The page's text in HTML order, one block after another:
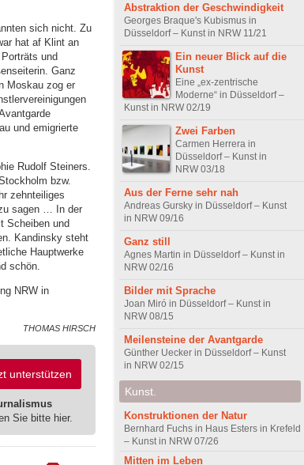
sich nicht. Zu
hat af Klint an
und
Ganz
Moskau zog er
und emigrierte
Rudolf Steiners.
bzw.
zehnteiliges
zu sagen … In der
Scheiben und
Kandinsky steht
Hauptwerke
schön.
NRW in
THOMAS HIRSCH
unterstützen
Sie bitte hier.
Abstraktion der Geschwindigkeit
Georges Braque's Kubismus in
Düsseldorf – Kunst in NRW 11/21
Ein neuer Blick auf die
Kunst
Eine „ex-zentrische
Moderne“ in Düsseldorf –
Kunst in NRW 02/19
Zwei Farben
Carmen Herrera in
Düsseldorf – Kunst in
NRW 03/18
Aus der Ferne sehr nah
Andreas Gursky in Düsseldorf – Kunst
in NRW 09/16
Ganz still
Agnes Martin in Düsseldorf – Kunst in
NRW 02/16
Bilder mit Sprache
Joan Miró in Düsseldorf – Kunst in
NRW 08/15
Meilensteine der Avantgarde
Günther Uecker in Düsseldorf – Kunst
in NRW 02/15
Kunst.
Konstruktionen der Natur
Bernhard Fuchs in Haus Esters in Krefeld
– Kunst in NRW 07/26
Mitten im Leben